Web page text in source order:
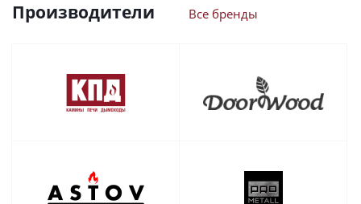
Производители Все бренды